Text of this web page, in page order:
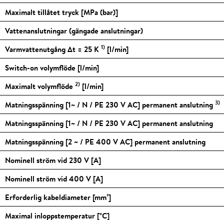
Maximalt tillåtet tryck [MPa (bar)]
Vattenanslutningar (gängade anslutningar)
Varmvattenutgång Δt = 25 K 1) [l/min]
Switch-on volymflöde [l/min]
Maximalt volymflöde 2) [l/min]
Matningsspänning [1~ / N / PE 230 V AC] permanent anslutning 3)
Matningsspänning [1~ / N / PE 230 V AC] permanent anslutning
Matningsspänning [2 ~ / PE 400 V AC] permanent anslutning
Nominell ström vid 230 V [A]
Nominell ström vid 400 V [A]
Erforderlig kabeldiameter [mm²]
Maximal inloppstemperatur [°C]